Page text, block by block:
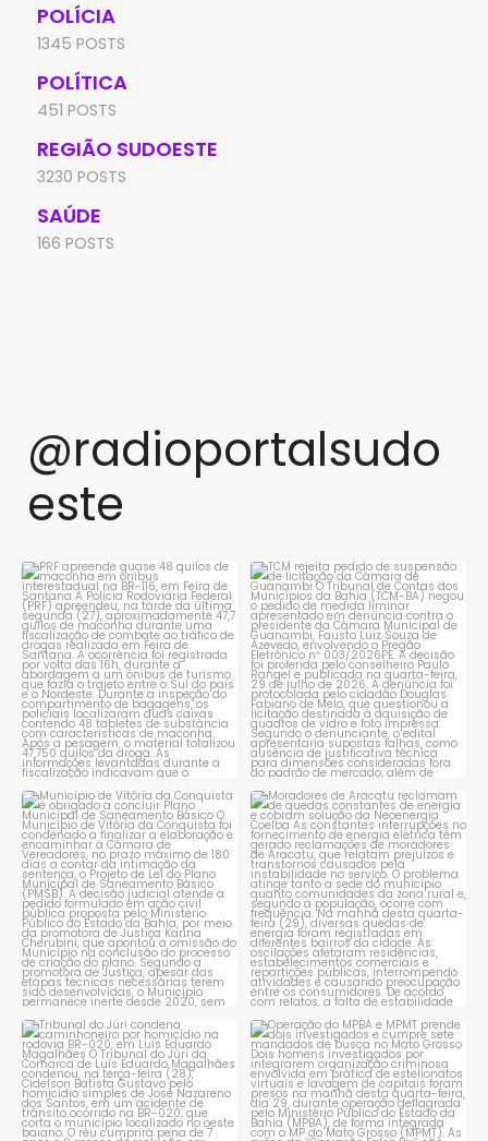
POLÍCIA
1345 POSTS
POLÍTICA
451 POSTS
REGIÃO SUDOESTE
3230 POSTS
SAÚDE
166 POSTS
@radioportalsudo
este
PRF apreende quase 48 quilos
de maconha em ônibus...
1 0
TCM rejeita pedido de
suspensão de licitação da...
1 0
Município de Vitória da
Conquista é obrigado a...
1 0
Moradores de Aracatu
reclamam de quedas
constantes ...
1 0
Tribunal do Júri condena
caminhoneiro por...
1 0
Operação do MPBA e MPMT
prende dois investigados e...
1 0